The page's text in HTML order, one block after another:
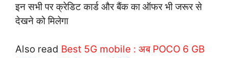
इन सभी पर क्रेडिट कार्ड और बैंक का ऑफर भी जरूर से
देखने को मिलेगा
Also read Best 5G mobile : अब POCO 6 GB